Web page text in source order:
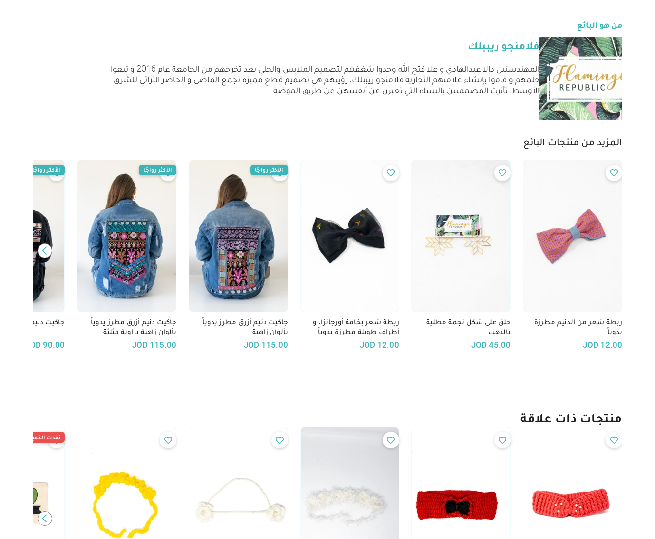
من هو البائع
فلامنجو ريببلك
المهندستين دالا عبدالهادي و علا فتح الله وجدوا شغفهم لتصميم الملابس والحلي بعد تخرجهم من الجامعة عام 2016 و تبعوا
حلمهم و قاموا بإنشاء علامتهم التجارية فلامنجو ريببلك، رؤيتهم هي تصميم قطع مميزة تجمع الماضي و الحاضر الترائي للشرق
الأوسط. تأثرت المصممتين بالنساء التي تعبرن عن أنفسهن عن طريق الموضة
المزيد من منتجات البائع
ربطة شعر من الدنيم مطرزة
يدوياً
12.00
JOD
حلق على شكل نجمة مطلية
بالذهب
45.00
JOD
ربطة شعر بخامة أورجانزا، و
أطراف طويلة مطرزة يدوياً
12.00
JOD
جاكيت دنيم أزرق مطرز يدوياً
بألوان زاهية
115.00
JOD
الأكثر رواجًا
جاكيت دنيم أزرق مطرز يدوياً
بألوان زاهية بزاوية مثلثة
115.00
JOD
الأكثر رواجًا
جاكيت دنيم أسود
90.00
JOD
الأكثر رواجًا
منتجات ذات علاقة
نفدت الكمية